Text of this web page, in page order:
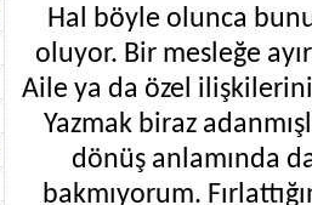
Hal böyle olunca
oluyor. Bir mesleğe
Aile ya da özel
Yazmak biraz
dönüş anlamında
bakmıyorum.